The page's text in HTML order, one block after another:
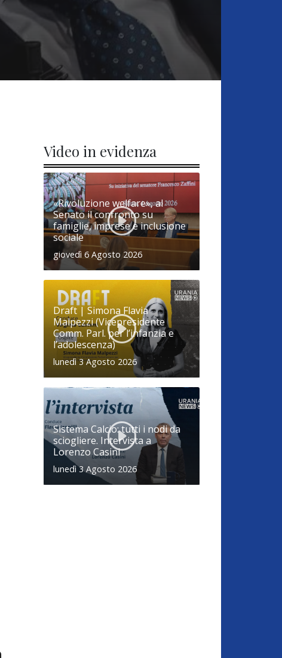
Video in evidenza
«Rivoluzione welfare», al
Senato il confronto su
famiglie, imprese e inclusione
sociale
giovedì 6 Agosto 2026
Draft | Simona Flavia
Malpezzi (Vicepresidente
Comm. Parl. per l’infanzia e
l’adolescenza)
lunedì 3 Agosto 2026
Sistema Calcio: tutti i nodi da
sciogliere. Intervista a
Lorenzo Casini
lunedì 3 Agosto 2026